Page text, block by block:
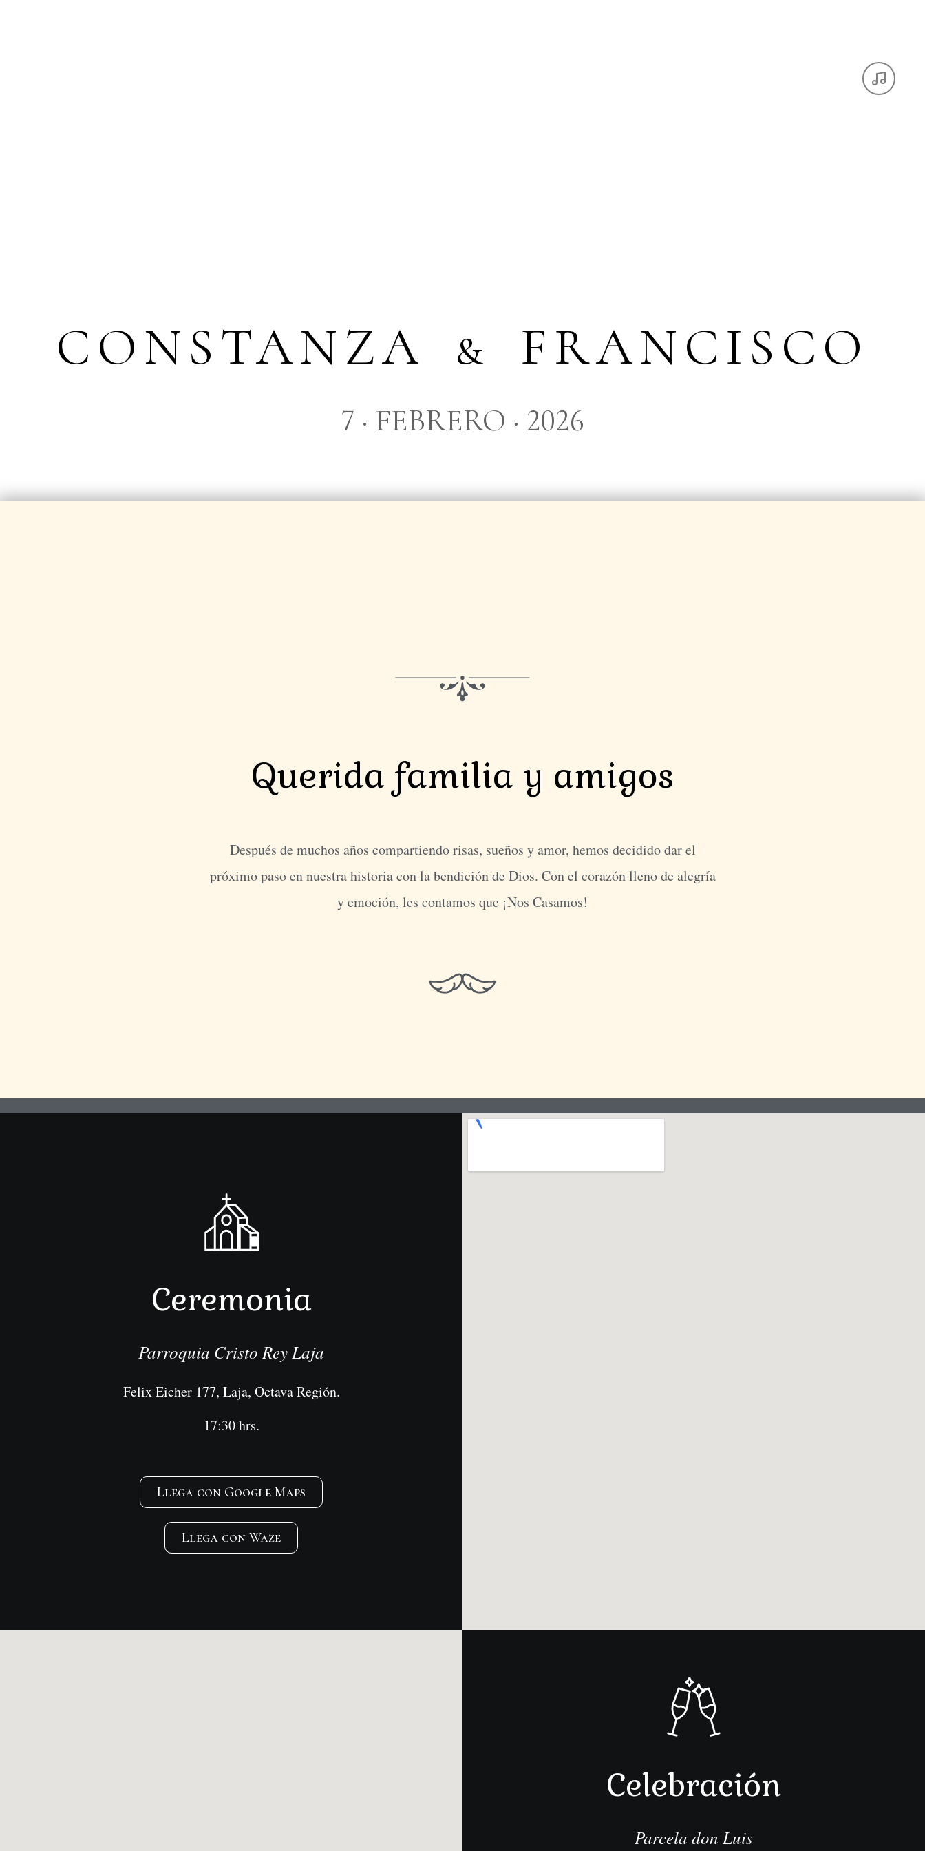
CONSTANZA & FRANCISCO
7 · FEBRERO · 2026
Querida familia y amigos
Después de muchos años compartiendo risas, sueños y amor, hemos decidido dar el
próximo paso en nuestra historia con la bendición de Dios. Con el corazón lleno de alegría
y emoción, les contamos que ¡Nos Casamos!
Ceremonia
Parroquia Cristo Rey Laja
Felix Eicher 177, Laja, Octava Región.
17:30 hrs.
Llega con Google Maps
Llega con Waze
Celebración
Parcela don Luis